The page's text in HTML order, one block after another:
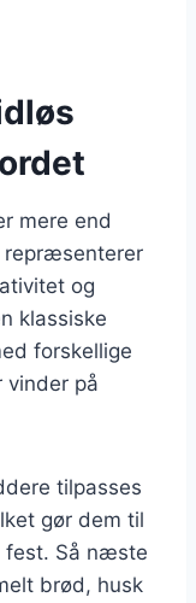
mere end
repræsenterer
og
klassiske
forskellige
vinder på
tilpasses
gør dem til
fest. Så næste
brød, husk